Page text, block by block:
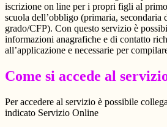
iscrizione on line per i propri figli al
scuola dell’obbligo (primaria,
grado/CFP). Con questo servizio è
informazioni anagrafiche e di contatto
all’applicazione e necessarie per
Come si accede al
Per accedere al servizio è possibile
indicato Servizio Online